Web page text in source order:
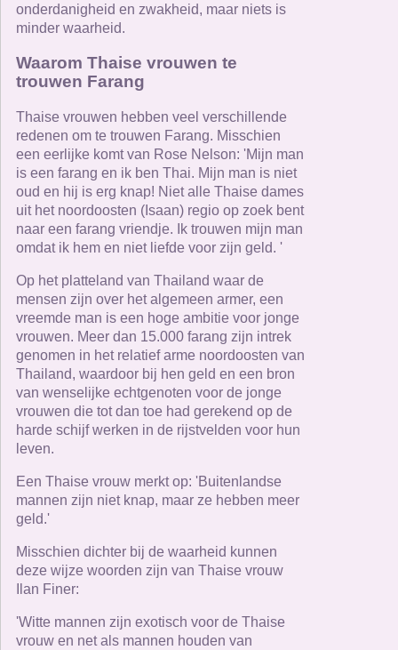
onderdanigheid en zwakheid, maar niets is
minder waarheid.
Waarom Thaise vrouwen te
trouwen Farang
Thaise vrouwen hebben veel verschillende
redenen om te trouwen Farang. Misschien
een eerlijke komt van Rose Nelson: 'Mijn man
is een farang en ik ben Thai. Mijn man is niet
oud en hij is erg knap! Niet alle Thaise dames
uit het noordoosten (Isaan) regio op zoek bent
naar een farang vriendje. Ik trouwen mijn man
omdat ik hem en niet liefde voor zijn geld. '
Op het platteland van Thailand waar de
mensen zijn over het algemeen armer, een
vreemde man is een hoge ambitie voor jonge
vrouwen. Meer dan 15.000 farang zijn intrek
genomen in het relatief arme noordoosten van
Thailand, waardoor bij hen geld en een bron
van wenselijke echtgenoten voor de jonge
vrouwen die tot dan toe had gerekend op de
harde schijf werken in de rijstvelden voor hun
leven.
Een Thaise vrouw merkt op: 'Buitenlandse
mannen zijn niet knap, maar ze hebben meer
geld.'
Misschien dichter bij de waarheid kunnen
deze wijze woorden zijn van Thaise vrouw
Ilan Finer:
'Witte mannen zijn exotisch voor de Thaise
vrouw en net als mannen houden van